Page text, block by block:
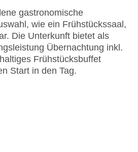
1
Stockwerke: 8
Zimmer: 37
Express, Diners Club,
Sterne
gastronomische
wie ein Frühstückssaal,
Die Unterkunft bietet als
Übernachtung inkl.
Frühstücksbuffet
Start in den Tag.